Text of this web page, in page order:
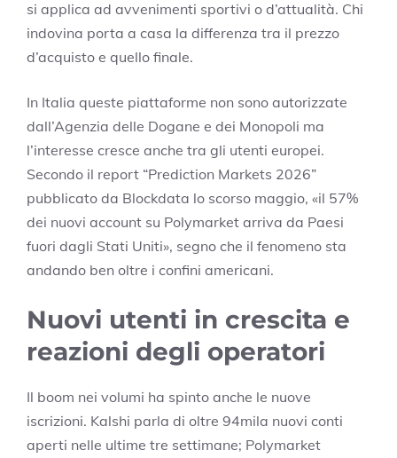
si applica ad avvenimenti sportivi o d’attualità. Chi
indovina porta a casa la differenza tra il prezzo
d’acquisto e quello finale.
In Italia queste piattaforme non sono autorizzate
dall’Agenzia delle Dogane e dei Monopoli ma
l’interesse cresce anche tra gli utenti europei.
Secondo il report “Prediction Markets 2026”
pubblicato da Blockdata lo scorso maggio, «il 57%
dei nuovi account su Polymarket arriva da Paesi
fuori dagli Stati Uniti», segno che il fenomeno sta
andando ben oltre i confini americani.
Nuovi utenti in crescita e
reazioni degli operatori
Il boom nei volumi ha spinto anche le nuove
iscrizioni. Kalshi parla di oltre 94mila nuovi conti
aperti nelle ultime tre settimane; Polymarket